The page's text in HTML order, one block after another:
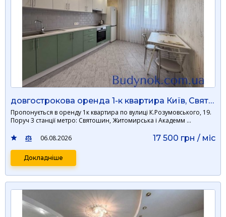
довгострокова оренда 1-к квартира Київ, Святошинський, 17500 грн./міс.
Пропонується в оренду 1к квартира по вулиці К.Розумовського, 19.
Поруч 3 станції метро: Святошин, Житомирська і Академм …
06.08.2026 17 500 грн / мiс
Докладніше